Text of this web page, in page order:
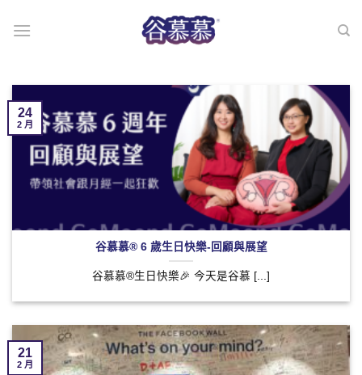
谷慕慕® 6 歲生日快樂-回顧與展望
谷慕慕®生日快樂🎉 今天是谷慕 [...]
24
2 月
21
2 月